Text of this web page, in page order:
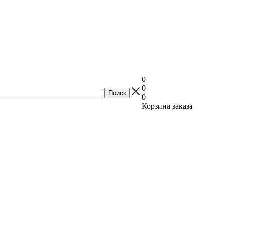
0
0
0
Корзина заказа